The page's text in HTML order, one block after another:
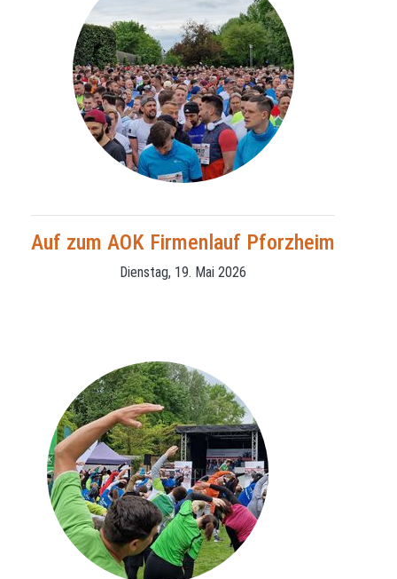
Auf zum AOK Firmenlauf Pforzheim
Dienstag, 19. Mai 2026